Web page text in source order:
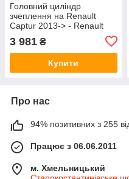
Головний циліндр
зчеплення на Renault
Captur 2013-> - Renault
(Оригінал) - 306104007R
3 981 ₴
Купити
Про нас
94% позитивних з 255
Працює з 06.06.2011
м. Хмельницький